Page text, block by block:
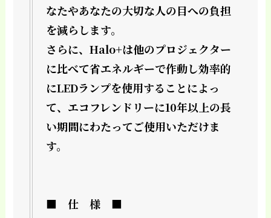
なたやあなたの大切な人の目への負担
を減らします。
さらに、Halo+は他のプロジェクター
に比べて省エネルギーで作動し効率的
にLEDランプを使用することによっ
て、エコフレンドリーに10年以上の長
い期間にわたってご使用いただけま
す。
■ 仕 様 ■